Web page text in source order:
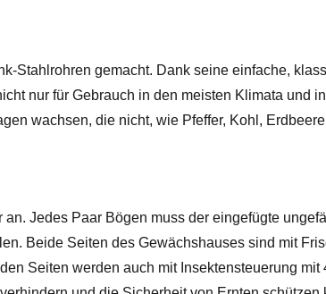
Stahlrohren gemacht. Dank seine einfache,
nur für Gebrauch in den meisten Klimata und
wachsen, die nicht, wie Pfeffer, Kohl,
Jedes Paar Bögen muss der eingefügte
Beide Seiten des Gewächshauses sind mit
Seiten werden auch mit Insektensteuerung